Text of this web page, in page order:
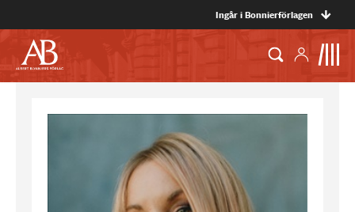
Ingår i Bonnierförlagen